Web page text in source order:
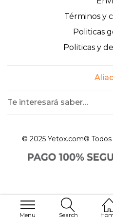
Menu Search
Términos y
Politicas
Politicas y
Te interesará saber…
© 2025 Yetox.com®